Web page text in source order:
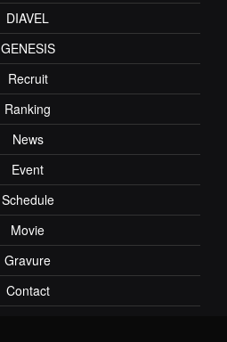
DIAVEL
GENESIS
Recruit
Ranking
News
Event
Schedule
Movie
Gravure
Contact